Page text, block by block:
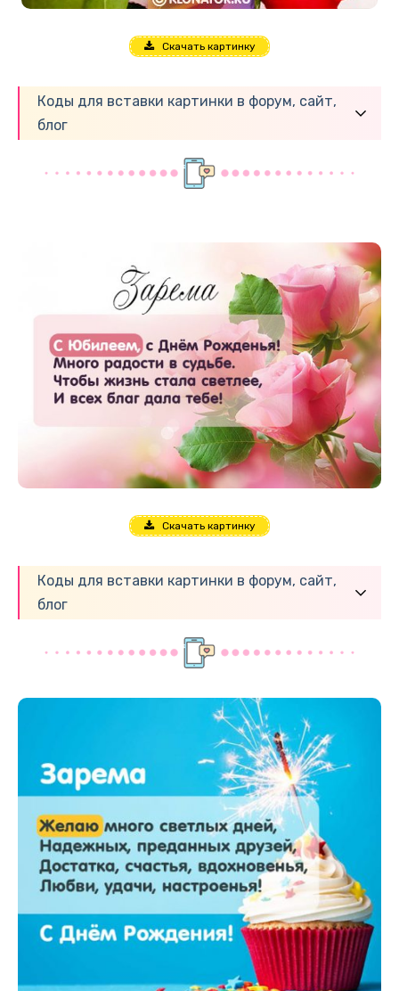
Скачать картинку
Коды для вставки картинки в форум, сайт,
блог
Скачать картинку
Коды для вставки картинки в форум, сайт,
блог